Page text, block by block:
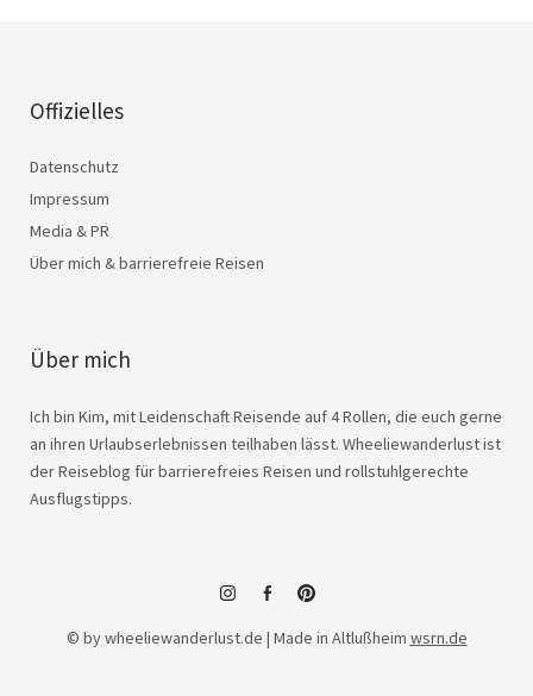
Offizielles
Datenschutz
Impressum
Media & PR
Über mich & barrierefreie Reisen
Über mich
Ich bin Kim, mit Leidenschaft Reisende auf 4 Rollen, die euch gerne
an ihren Urlaubserlebnissen teilhaben lässt. Wheeliewanderlust ist
der Reiseblog für barrierefreies Reisen und rollstuhlgerechte
Ausflugstipps.
instagramfacebook
© by wheeliewanderlust.de | Made in Altlußheim wsrn.de